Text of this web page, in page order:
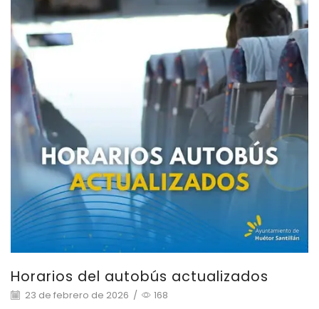
Horarios del autobús actualizados
23 de febrero de 2026 / 168